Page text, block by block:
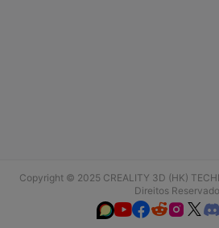
Copyright © 2025 CREALITY 3D (HK)
Direitos
 